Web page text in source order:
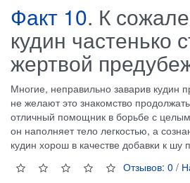
Факт 10. К
кудин частенько
жертвой
Многие, неправильно заварив кудин
не желают это знакомство
отличный помощник в борьбе с
он наполняет тело легкостью, а
кудин хорош в качестве добавки к шу
Отзывов: 0 /